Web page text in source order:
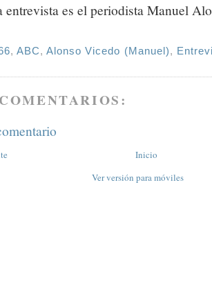
entrevista es el periodista Manuel
,ABC,Alonso Vicedo (Manuel),
Inicio
Ver versión para móviles